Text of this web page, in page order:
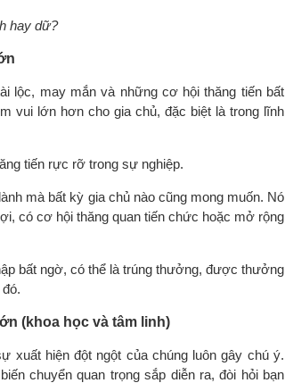
hay dữ?
lộc, may mắn và những cơ hội thăng tiến bất
vui lớn hơn cho gia chủ, đặc biệt là trong lĩnh
tiến rực rỡ trong sự nghiệp.
mà bất kỳ gia chủ nào cũng mong muốn. Nó
có cơ hội thăng quan tiến chức hoặc mở rộng
bất ngờ, có thể là trúng thưởng, được thưởng
(khoa học và tâm linh)
xuất hiện đột ngột của chúng luôn gây chú ý.
chuyển quan trọng sắp diễn ra, đòi hỏi bạn